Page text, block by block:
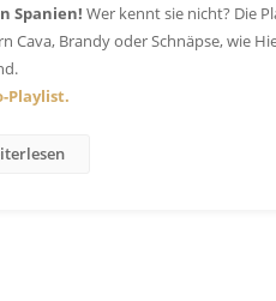
Spanien! Wer kennt sie nicht? Die
Cava, Brandy oder Schnäpse, wie
Playlist.